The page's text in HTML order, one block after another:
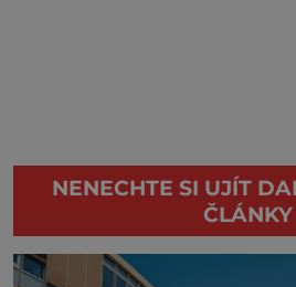
NENECHTE SI UJÍT
ČLÁNKY